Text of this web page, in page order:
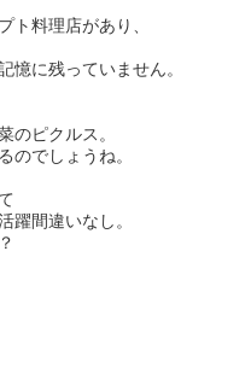
ト料理店があり、
憶に残っていません。
のピクルス。
のでしょうね。
躍間違いなし。